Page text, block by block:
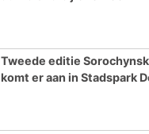
Tweede editie
komt er aan in Stadspark